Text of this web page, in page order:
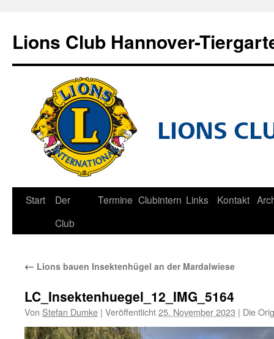
springen
Lions Club Hannover-
Start
Der
Club
Termine Clubintern Links Kontakt
← Lions bauen Insektenhügel an der Mardalwiese
LC_Insektenhuegel_12_IMG_5164
Von Stefan Dumke | Veröffentlicht25. November 2023 | Die